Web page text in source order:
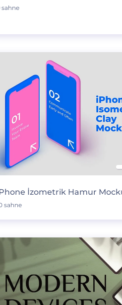
sahne
İzometrik Hamur
sahne